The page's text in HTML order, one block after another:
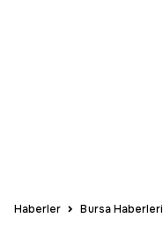
Haberler Bursa Haberleri